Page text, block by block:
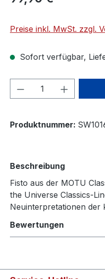
Preise inkl. MwSt. zzgl.
Sofort verfügbar,
Produkt Anzahl:
Produktnummer:
Beschreibung
Fisto aus der MOTU
the Universe Classics-
Neuinterpretationen der
Bewertungen